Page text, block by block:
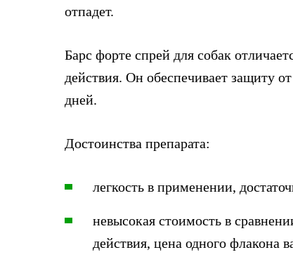
отпадет.
Барс форте спрей для собак
действия. Он обеспечивает защиту
дней.
Достоинства препарата:
легкость в применении,
невысокая стоимость в
действия, цена одного флакона